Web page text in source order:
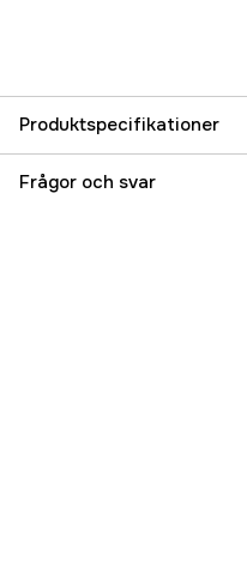
Produktspecifikationer
Referensnummer
Frågor och svar